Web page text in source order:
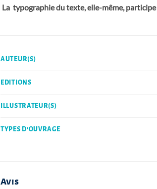
La typographie du texte, elle-même,
AUTEUR(S)
EDITIONS
ILLUSTRATEUR(S)
TYPES D'OUVRAGE
Avis